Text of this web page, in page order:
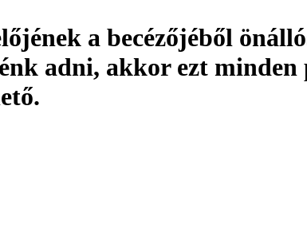
a becézőjéből
adni, akkor ezt
.